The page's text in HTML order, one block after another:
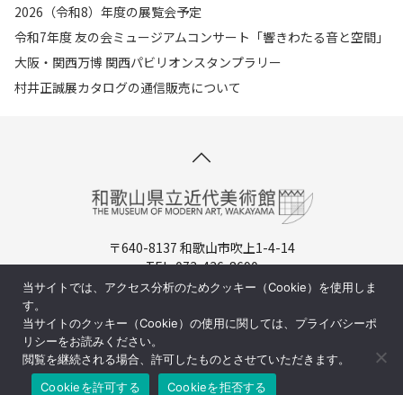
2026（令和8）年度の展覧会予定
令和7年度 友の会ミュージアムコンサート「響きわたる音と空間」
大阪・関西万博 関西パビリオンスタンプラリー
村井正誠展カタログの通信販売について
〒640-8137 和歌山市吹上1-4-14
TEL. 073-436-8690
開館時間：9:30-17:00（入場は16:30まで）
周辺マップ／交通アクセス
当サイトでは、アクセス分析のためクッキー（Cookie）を使用しま
す。
当サイトのクッキー（Cookie）の使用に関しては、プライバシーポ
リシーをお読みください。
閲覧を継続される場合、許可したものとさせていただきます。
Cookieを許可する
Cookieを拒否する